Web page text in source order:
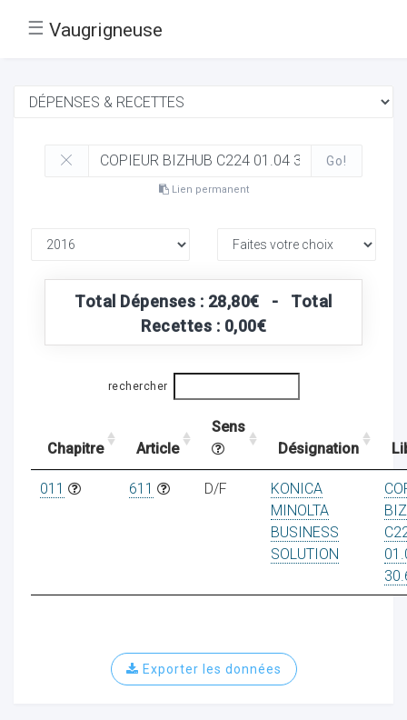
☰ Vaugrigneuse
Go!
Lien permanent
Total Dépenses : 28,80€ - Total
Recettes : 0,00€
rechercher
Chapitre Article
Sens
Désignation
011 611 D/F
KONICA
MINOLTA
BUSINESS
SOLUTION
Exporter les données